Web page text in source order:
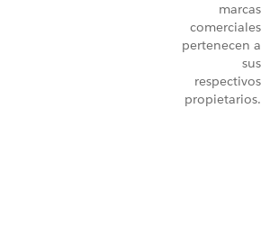
marcas
comerciales
pertenecen a
sus
respectivos
propietarios.